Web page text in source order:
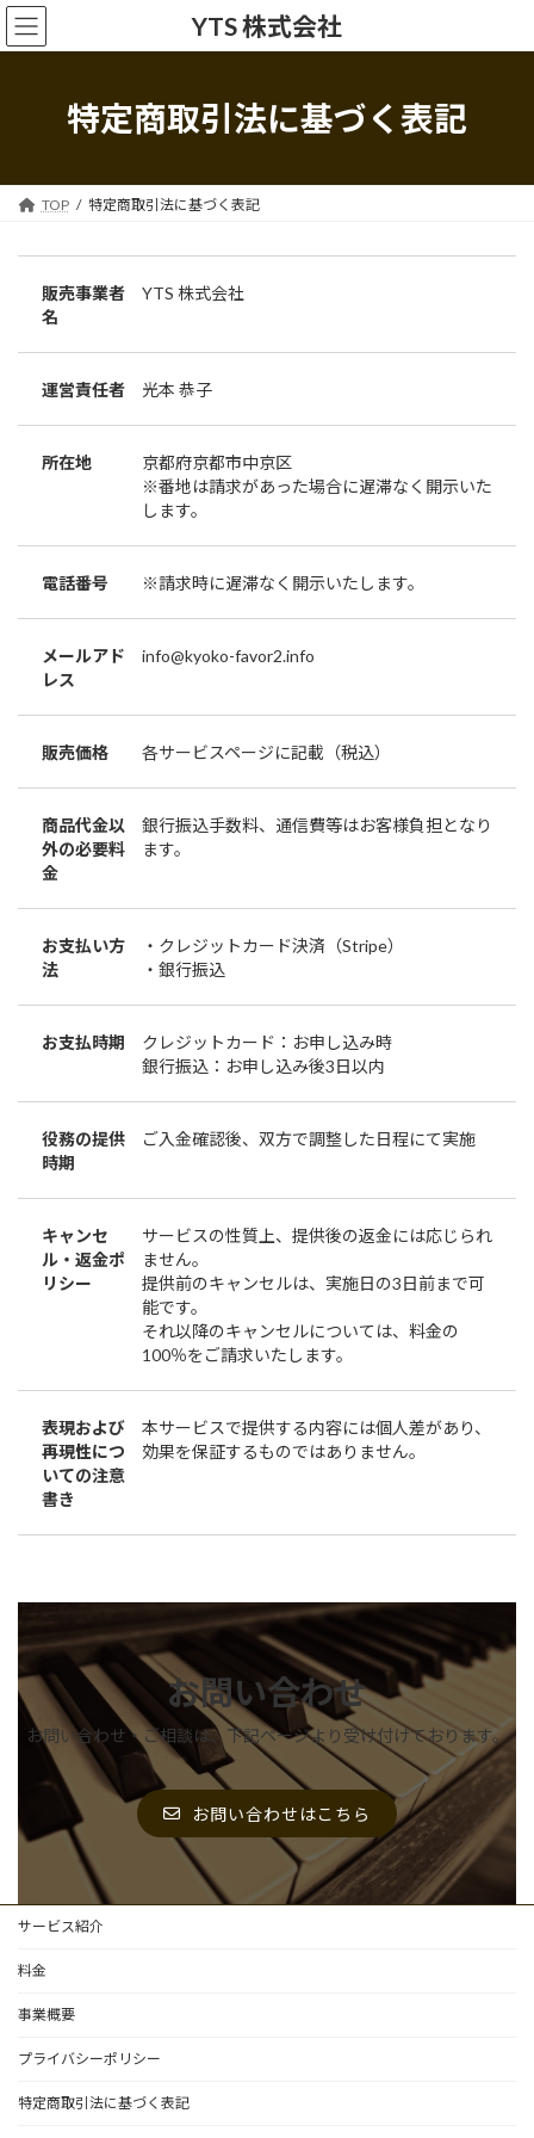
コ
ン
ナ
ビ
YTS 株式会社
特定商取引法に基づく表記
TOP 特定商取引法に基づく表記
販売事業者
名
YTS 株式会社
運営責任者 光本 恭子
所在地
京都府京都市中京区
※番地は請求があった場合に遅滞なく開示いた
します。
電話番号 ※請求時に遅滞なく開示いたします。
メールアド
レス
info@kyoko-favor2.info
販売価格 各サービスページに記載（税込）
商品代金以
外の必要料
金
銀行振込手数料、通信費等はお客様負担となり
ます。
お支払い方
法
・クレジットカード決済（Stripe）
・銀行振込
お支払時期
クレジットカード：お申し込み時
銀行振込：お申し込み後3日以内
役務の提供
時期
ご入金確認後、双方で調整した日程にて実施
キャンセ
ル・返金ポ
リシー
サービスの性質上、提供後の返金には応じられ
ません。
提供前のキャンセルは、実施日の3日前まで可
能です。
それ以降のキャンセルについては、料金の
100％をご請求いたします。
表現および
再現性につ
いての注意
書き
本サービスで提供する内容には個人差があり、
効果を保証するものではありません。
お問い合わせ
お問い合わせ・ご相談は、下記ページより受け付けております。
お問い合わせはこちら
サービス紹介
料金
事業概要
プライバシーポリシー
特定商取引法に基づく表記